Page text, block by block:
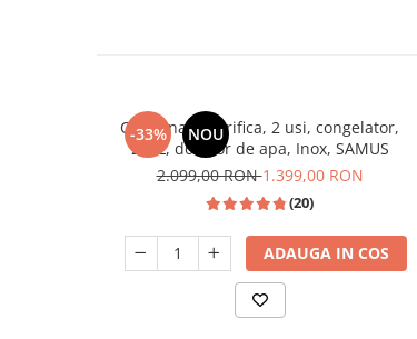
-33% NOU
Combina frigorifica, 2 usi, congelator,
260L, dozator de apa, Inox, SAMUS
2.099,00 RON1.399,00 RON
(20)
ADAUGA IN COS